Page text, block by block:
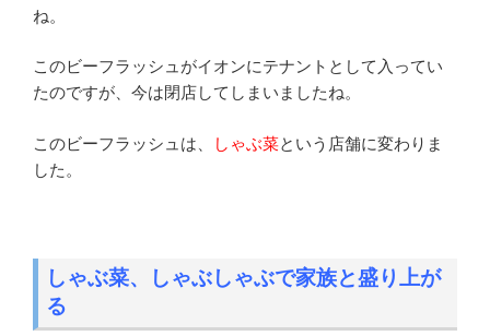
ね。
このビーフラッシュがイオンにテナントとして入ってい
たのですが、今は閉店してしまいましたね。
このビーフラッシュは、 しゃぶ菜という店舗に変わりま
した。
しゃぶ菜、しゃぶしゃぶで家族と盛り上が
る